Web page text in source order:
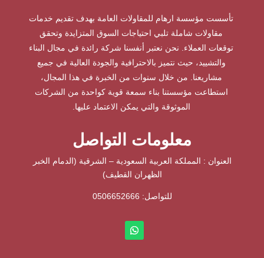
تأسست مؤسسة ارهام للمقاولات العامة بهدف تقديم خدمات
مقاولات شاملة تلبي احتياجات السوق المتزايدة وتحقق
توقعات العملاء. نحن نعتبر أنفسنا شركة رائدة في مجال البناء
والتشييد، حيث نتميز بالاحترافية والجودة العالية في جميع
مشاريعنا. من خلال سنوات من الخبرة في هذا المجال،
استطاعت مؤسستنا بناء سمعة قوية كواحدة من الشركات
الموثوقة والتي يمكن الاعتماد عليها.
معلومات التواصل
العنوان : المملكة العربية السعودية – الشرقية (الدمام الخبر
الظهران القطيف)
للتواصل: ⁦ 0506652666